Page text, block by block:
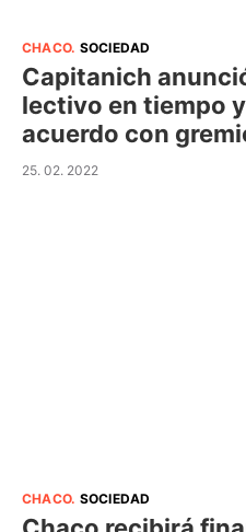
CHACO. SOCIEDAD
Capitanich
lectivo en tiempo
acuerdo con
25. 02. 2022
CHACO. SOCIEDAD